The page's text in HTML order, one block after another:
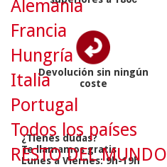
Devolución sin ningún
coste
¿Tienes dudas?
Te llamamos gratis
Lunes a Viernes: 9h-19h
Alemania
Francia
Hungría
Italia
Portugal
Todos los países
RESTO DEL MUNDO